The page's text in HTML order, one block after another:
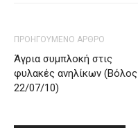
ΠΡΟΗΓΟΥΜΕΝΟ ΑΡΘΡΟ
Άγρια συμπλοκή στις
φυλακές ανηλίκων (Βόλος
22/07/10)